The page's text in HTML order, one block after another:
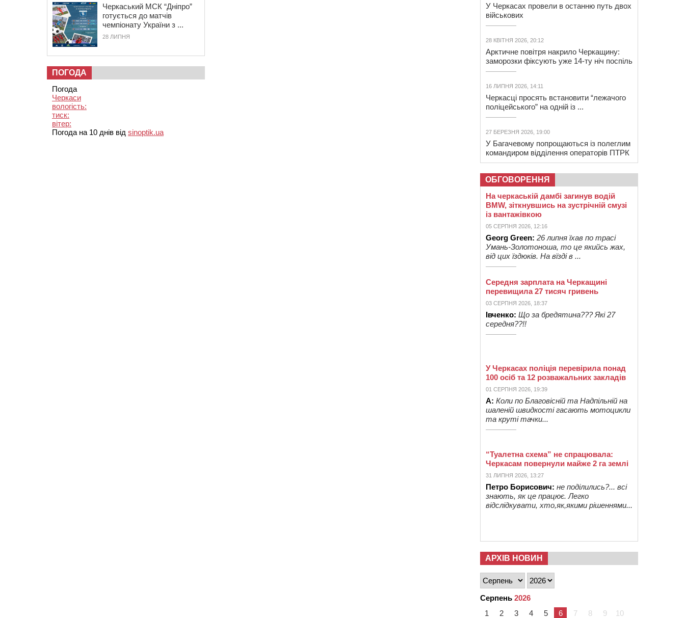
Черкаський МСК “Дніпро”
готується до матчів
чемпіонату України з ...
28 ЛИПНЯ
ПОГОДА
Погода
Черкаси
вологість:
тиск:
вітер:
Погода на 10 днів від sinoptik.ua
У Черкасах провели в останню путь двох
військових
28 КВІТНЯ 2026, 20:12
Арктичне повітря накрило Черкащину:
заморозки фіксують уже 14-ту ніч поспіль
16 ЛИПНЯ 2026, 14:11
Черкасці просять встановити “лежачого
поліцейського” на одній із ...
27 БЕРЕЗНЯ 2026, 19:00
У Багачевому попрощаються із полеглим
командиром відділення операторів ПТРК
ОБГОВОРЕННЯ
На черкаській дамбі загинув водій
BMW, зіткнувшись на зустрічній смузі
із вантажівкою
05 СЕРПНЯ 2026, 12:16
Georg Green: 26 липня їхав по трасі
Умань-Золотоноша, то це якийсь жах,
від цих їздюків. На вїзді в ...
Середня зарплата на Черкащині
перевищила 27 тисяч гривень
03 СЕРПНЯ 2026, 18:37
Івченко: Що за бредятина??? Які 27
середня??!!
У Черкасах поліція перевірила понад
100 осіб та 12 розважальних закладів
01 СЕРПНЯ 2026, 19:39
А: Коли по Благовісній та Надпільній на
шаленій швидкості гасають мотоцикли
та круті тачки...
“Туалетна схема” не спрацювала:
Черкасам повернули майже 2 га землі
31 ЛИПНЯ 2026, 13:27
Петро Борисович: не поділились?... всі
знають, як це працює. Легко
відслідкувати, хто,як,якими рішеннями...
АРХІВ НОВИН
Серпень 2026
1
2 3 4 5 6 7 8 9 10